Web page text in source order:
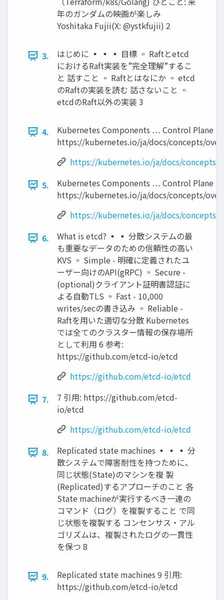
年のガンダムの映画が楽しみ
Yoshitaka Fujii(X: @ystkfujii) 2
3.
はじめに ▪ ▪ ▪ 目標 ▫ Raftとetcd
におけるRaft実装を”完全理解”するこ
と 話すこと ▫ Raftとはなにか ▫ etcd
のRaftの実装を読む 話さないこと ▫
etcdのRaft以外の実装 3
4.
Kubernetes Components … Control Plane
https://kubernetes.io/ja/docs/concepts/
https://kubernetes.io/ja/docs/concepts/
5.
Kubernetes Components … Control Plane
https://kubernetes.io/ja/docs/concepts/
https://kubernetes.io/ja/docs/concepts/
6.
What is etcd? ▪ ▪ 分散システムの最
も重要なデータのための信頼性の高い
KVS ▫ Simple - 明確に定義されたユ
ーザー向けのAPI(gRPC) ▫ Secure -
(optional)クライアント証明書認証に
よる自動TLS ▫ Fast - 10,000
writes/secの書き込み ▫ Reliable -
Raftを用いた適切な分散 Kubernetes
では全てのクラスター情報の保存場所
として利用 6 参考:
https://github.com/etcd-io/etcd
https://github.com/etcd-io/etcd
7.
7 引用: https://github.com/etcd-
io/etcd
https://github.com/etcd-io/etcd
8.
Replicated state machines ▪ ▪ ▪ 分
散システムで障害耐性を持つために、
同じ状態(State)のマシンを複 製
(Replicated)するアプローチのこと 各
State machineが実行するべき一連の
コマンド（ログ）を複製すること で同
じ状態を複製する コンセンサス・アル
ゴリズムは、複製されたログの一貫性
を保つ 8
9.
Replicated state machines 9 引用:
https://github.com/etcd-io/etcd